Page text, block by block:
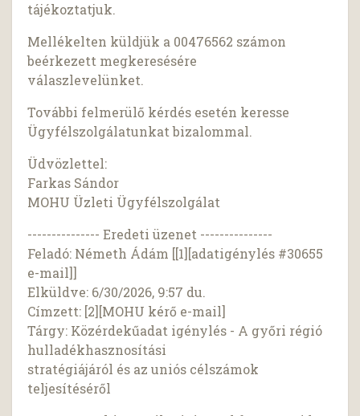
tájékoztatjuk.
Mellékelten küldjük a 00476562 számon
beérkezett megkeresésére
válaszlevelünket.
További felmerülő kérdés esetén keresse
Ügyfélszolgálatunkat bizalommal.
Üdvözlettel:
Farkas Sándor
MOHU Üzleti Ügyfélszolgálat
--------------- Eredeti üzenet ---------------
Feladó: Németh Ádám [[1][adatigénylés #30655
e-mail]]
Elküldve: 6/30/2026, 9:57 du.
Címzett: [2][MOHU kérő e-mail]
Tárgy: Közérdekűadat igénylés - A győri régió
hulladékhasznosítási
stratégiájáról és az uniós célszámok
teljesítéséről